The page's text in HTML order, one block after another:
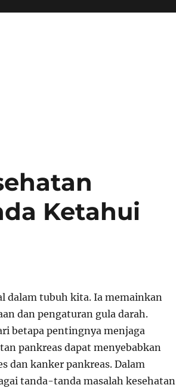
Ketahui
dalam tubuh kita. Ia memainkan
dan pengaturan gula darah.
betapa pentingnya menjaga
pankreas dapat menyebabkan
dan kanker pankreas. Dalam
tanda-tanda masalah kesehatan